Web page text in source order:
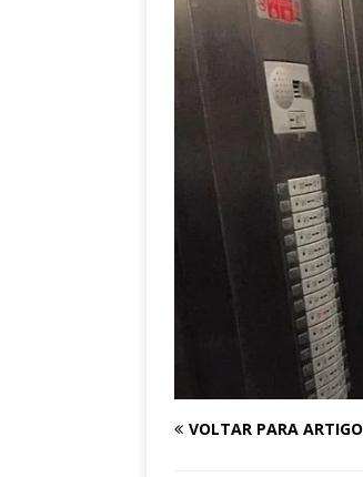
VOLTAR PARA ARTIGO